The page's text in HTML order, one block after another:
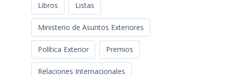
Libros Listas
Ministerio de Asuntos Exteriores
Política Exterior Premios
Relaciones Internacionales